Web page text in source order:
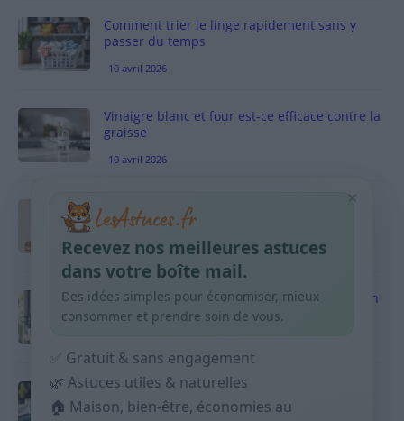
Comment trier le linge rapidement sans y
passer du temps
10 avril 2026
Vinaigre blanc et four est-ce efficace contre la
graisse
10 avril 2026
Taches pigmentaires : routine simple +
habitudes qui aident
9 avril 2026
Produits ménagers : comment économiser en
courses sans acheter 10 sprays
Budget mensuel : méthode rapide pour
répartir son salaire dès le jour de paie
×
Recevez nos meilleures astuces
dans votre boîte mail.
Des idées simples pour économiser, mieux
consommer et prendre soin de vous.
✅ Gratuit & sans engagement
🌿 Astuces utiles & naturelles
🏠 Maison, bien-être, économies au